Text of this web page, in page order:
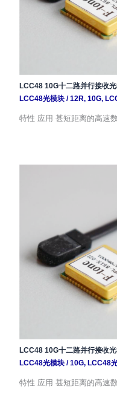
LCC48 10G十二路并行接收
LCC48光模块/12R, 10G,
特性 应用 甚短距离的高速
LCC48 10G十二路并行接收
LCC48光模块/10G, LCC48
特性 应用 甚短距离的高速